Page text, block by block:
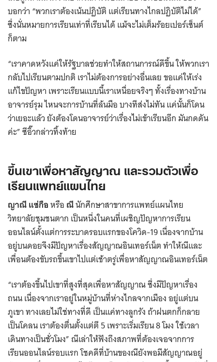
บอกว่า “พวกเราต้องเน้นปฏิบัติ แต่เรียนทางไกลปฏิบัติไม่ได้”
ซึ่งนั่นหมายการเรียนเท่าที่เรียนได้ แม้จะไม่เต็มร้อยเปอร์เซ็นต์
ก็ตาม
“เราคาดหวังแค่ให้รัฐบาลช่วยทำให้สถานการณ์ดีขึ้น ให้พวกเรา
กลับไปเรียนตามปกติ เราไม่ต้องการอย่างอื่นเลย ขอแค่ให้เร่ง
แก้ไขปัญหา เพราะเรียนแบบนี้เราเหนื่อยจริงๆ ทั้งเรื่องทางบ้าน
อาจารย์รุม ไหนจะการบ้านที่ล้นมือ บางทีส่งไม่ทัน แค่นั้นก็โดน
ว่าเยอะแล้ว ยังต้องโดนอาจารย์ว่าเรื่องไม่เข้าเรียนอีก มันกดดัน
ค่ะ” ซีอิ๊วกล่าวทิ้งท้าย
ขึ้นเขาเพื่อหาสัญญาณ และรวมตัวเพื่อ
เรียนแพทย์แผนไทย
ญาณี แซ่กือหรือณีนักศึกษาสาขาการแพทย์แผนไทย
วิทยาลัยชุมชนตาก เป็นหนึ่งในคนที่เผชิญปัญหาการเรียน
ออนไลน์ตั้งแต่การระบาดรอบแรกของโควิด-19 เนื่องจากบ้าน
อยู่บนดอยจึงมีปัญหาเรื่องสัญญาณอินเทอร์เน็ต ทำให้ณีและ
เพื่อนต้องขับรถขึ้นเขาไปแต่เช้าตรู่เพื่อหาสัญญาณอินเทอร์เน็ต
“เราต้องขึ้นไปเขาที่สูงที่สุดเพื่อหาสัญญาณ ซึ่งมีปัญหาเรื่อง
ถนน เนื่องจากเราอยู่ในหมู่บ้านที่ห่างไกลจากเมือง อยู่แต่บน
ภูเขา ทางเลยไม่ใช่ทางที่ดี เป็นแค่ทางลูกรัง ถ้าฝนตกก็กลาย
เป็นโคลน เราต้องตื่นตั้งแต่ตี 5 เพราะเริ่มเรียน 8 โมง ใช้เวลา
เดินทางเป็นชั่วโมง” ณีเล่าให้ฟังถึงสภาพที่ต้องเจอจากการ
เรียนออนไลน์รอบแรก โชคดีที่บ้านของณียังพอมีสัญญาณอยู่